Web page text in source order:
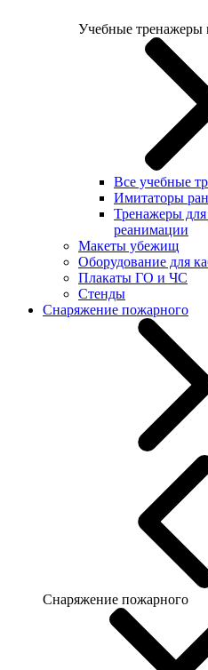
Учебные тренажеры
Все учебные
Имитаторы
Тренажеры для
реанимации
Макеты убежищ
Оборудование для
Плакаты ГО и ЧС
Стенды
Снаряжение пожарного
Снаряжение пожарного